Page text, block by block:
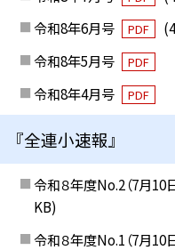
令和8年6月号
PDF
令和8年5月号
PDF
令和8年4月号 PDF
『全連小速報』
令和８年度No.2（7月
KB)
令和８年度No.1（7月